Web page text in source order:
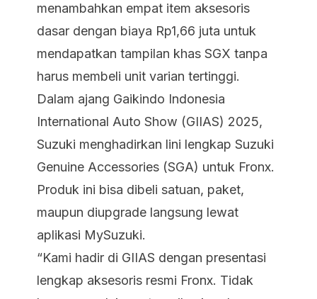
menambahkan empat item aksesoris
dasar dengan biaya Rp1,66 juta untuk
mendapatkan tampilan khas SGX tanpa
harus membeli unit varian tertinggi.
Dalam ajang Gaikindo Indonesia
International Auto Show (GIIAS) 2025,
Suzuki menghadirkan lini lengkap Suzuki
Genuine Accessories (SGA) untuk Fronx.
Produk ini bisa dibeli satuan, paket,
maupun diupgrade langsung lewat
aplikasi MySuzuki.
“Kami hadir di GIIAS dengan presentasi
lengkap aksesoris resmi Fronx. Tidak